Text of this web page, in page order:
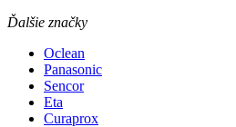
Ďalšie značky
Oclean
Panasonic
Sencor
Eta
Curaprox